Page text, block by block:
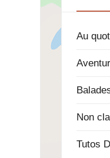
Au
Non
Tutos